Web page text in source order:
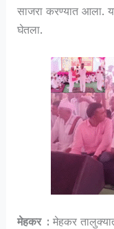
साजरा करण्यात आला.
घेतला.
मेहकर : मेहकर